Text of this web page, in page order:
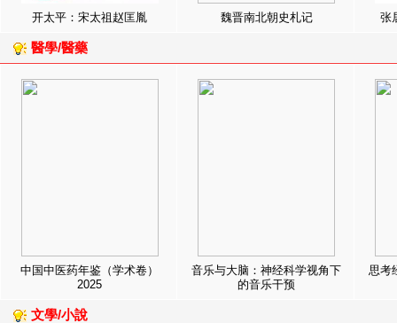
开太平：宋太祖赵匡胤 魏晋南北朝史札记 张
醫學/醫藥
中国中医药年鉴（学术卷）
2025
音乐与大脑：神经科学视角下
的音乐干预
思考
文學/小說